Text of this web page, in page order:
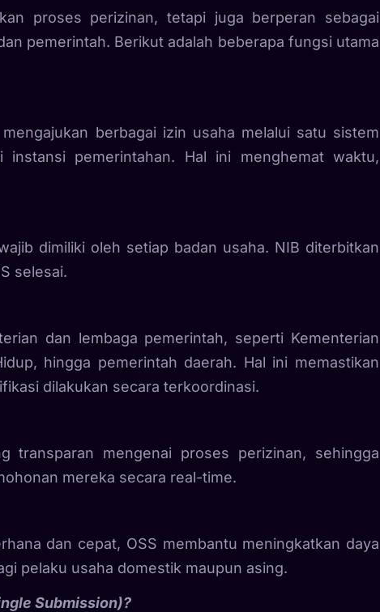
proses perizinan, tetapi juga berperan sebagai
pemerintah. Berikut adalah beberapa fungsi utama
berbagai izin usaha melalui satu sistem
pemerintahan. Hal ini menghemat waktu,
dimiliki oleh setiap badan usaha. NIB diterbitkan
selesai.
dan lembaga pemerintah, seperti Kementerian
hingga pemerintah daerah. Hal ini memastikan
dilakukan secara terkoordinasi.
transparan mengenai proses perizinan, sehingga
mereka secara real-time.
dan cepat, OSS membantu meningkatkan daya
pelaku usaha domestik maupun asing.
Submission)?